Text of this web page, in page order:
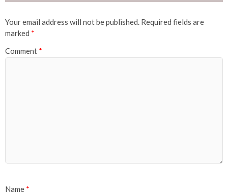
Your email address will not be published. Required fields are
marked *
Comment *
Name *